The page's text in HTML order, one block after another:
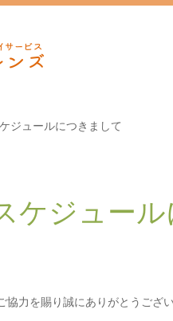
ジュールにつきまして
ケジュー
力を賜り誠にありがとうござい